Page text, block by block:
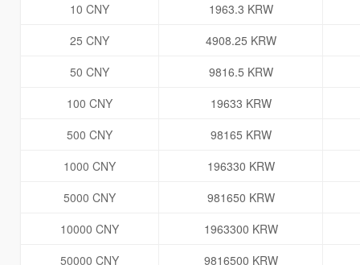
10 CNY
1963.3 KRW
25 CNY
4908.25 KRW
50 CNY
9816.5 KRW
100 CNY
19633 KRW
500 CNY
98165 KRW
1000 CNY
196330 KRW
5000 CNY
981650 KRW
10000 CNY
1963300 KRW
50000 CNY
9816500 KRW